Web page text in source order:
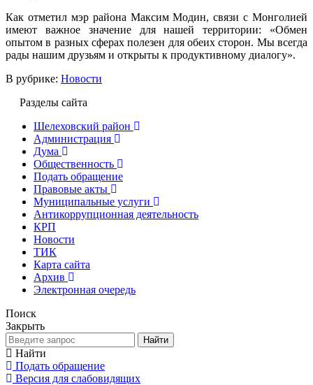
Как отметил мэр района Максим Модин, связи с Монголией
имеют важное значение для нашей территории: «Обмен
опытом в разных сферах полезен для обеих сторон. Мы всегда
рады нашим друзьям и открыты к продуктивному диалогу».
В рубрике: Новости
Разделы сайта
Шелеховский район
Администрация
Дума
Общественность
Подать обращение
Правовые акты
Муниципальные услуги
Антикоррупционная деятельность
КРП
Новости
ТИК
Карта сайта
Архив
Электронная очередь
Поиск
Закрыть
Найти
Найти
Подать обращение
Версия для слабовидящих